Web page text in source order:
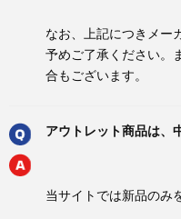
なお、上記につきメー
予めご了承ください。
合もございます。
アウトレット商品は、
当サイトでは新品のみ